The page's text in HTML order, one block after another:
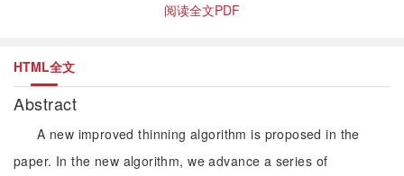
阅读全文PDF
HTML全文
Abstract
A new improved thinning algorithm is proposed in the
paper. In the new algorithm, we advance a series of